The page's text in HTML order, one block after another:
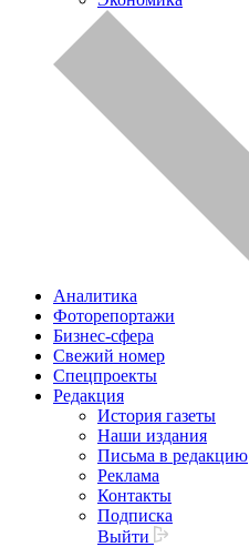
Аналитика
Фоторепортажи
Бизнес-сфера
Свежий номер
Спецпроекты
Редакция
История газеты
Наши издания
Письма в редакцию
Реклама
Контакты
Подписка
Выйти